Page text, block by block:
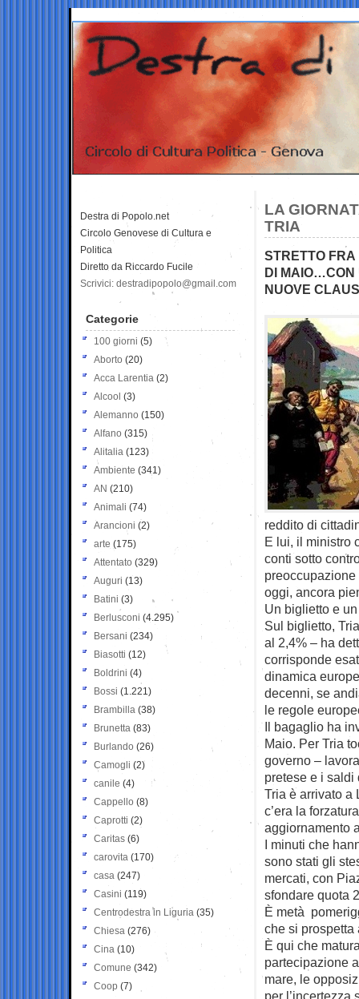
LA
TRIA
STRETTO FRA
DI MAIO…CON
NUOVE
reddito di
E lui, il ministro
conti sotto
oggi, ancora
Un biglietto e
Sul biglietto,
al 2,4% – ha
corrisponde
dinamica
decenni, se
le regole
Il bagaglio ha
Maio. Per Tria
governo –
pretese e i
Tria è arrivato a
c’era la
aggiornamento
I minuti che
sono stati gli
mercati, con
sfondare quota
È metà
che si prospetta
È qui che
partecipazione
mare, le
per l’incertezza
Destra di Popolo.net
Circolo Genovese di Cultura e
Politica
Diretto da Riccardo Fucile
Scrivici: destradipopolo@gmail.com
Categorie
100 giorni (5)
Aborto (20)
Acca Larentia (2)
Alcool (3)
Alemanno (150)
Alfano (315)
Alitalia (123)
Ambiente (341)
AN (210)
Animali (74)
Arancioni (2)
arte (175)
Attentato (329)
Auguri (13)
Batini (3)
Berlusconi (4.295)
Bersani (234)
Biasotti (12)
Boldrini (4)
Bossi (1.221)
Brambilla (38)
Brunetta (83)
Burlando (26)
Camogli (2)
canile (4)
Cappello (8)
Caprotti (2)
Caritas (6)
carovita (170)
casa (247)
Casini (119)
Centrodestra in Liguria (35)
Chiesa (276)
Cina (10)
Comune (342)
Coop (7)